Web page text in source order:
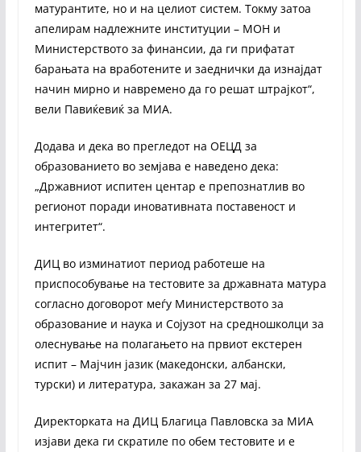
матурантите, но и на целиот систем. Токму затоа
апелирам надлежните институции – МОН и
Министерството за финансии, да ги прифатат
барањата на вработените и заеднички да изнајдат
начин мирно и навремено да го решат штрајкот“,
вели Павиќевиќ за МИА.
Додава и дека во прегледот на ОЕЦД за
образованието во земјава е наведено дека:
„Државниот испитен центар е препознатлив во
регионот поради иновативната поставеност и
интегритет“.
ДИЦ во изминатиот период работеше на
приспособување на тестовите за државната матура
согласно договорот меѓу Министерството за
образование и наука и Сојузот на средношколци за
олеснување на полагањето на првиот екстерен
испит – Мајчин јазик (македонски, албански,
турски) и литература, закажан за 27 мај.
Директорката на ДИЦ Благица Павловска за МИА
изјави дека ги скратиле по обем тестовите и е